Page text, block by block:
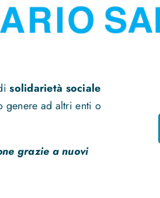
solidarietà sociale
ad altri enti o
grazie a nuovi